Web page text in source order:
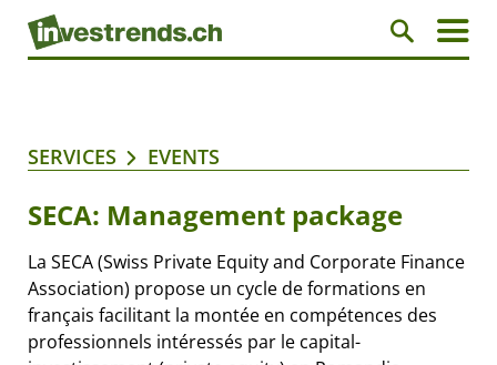
SERVICES EVENTS
SECA: Management package
La SECA (Swiss Private Equity and Corporate Finance
Association) propose un cycle de formations en
français facilitant la montée en compétences des
professionnels intéressés par le capital-